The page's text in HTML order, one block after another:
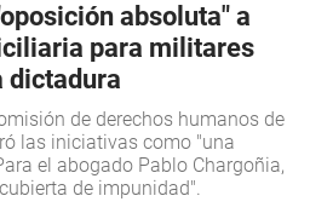
absoluta" a
para militares
dictadura
de derechos humanos de
las iniciativas como "una
el abogado Pablo Chargoñia,
de impunidad".